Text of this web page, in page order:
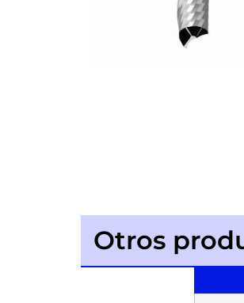
Otros